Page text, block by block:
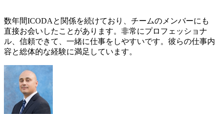
数年間ICODAと関係を続けており、チームのメンバーにも
直接お会いしたことがあります。非常にプロフェッショナ
ル、信頼できて、一緒に仕事をしやすいです。彼らの仕事内
容と総体的な経験に満足しています。